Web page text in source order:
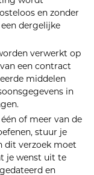
en zonder
dergelijke
verwerkt op
een contract
middelen
in
of meer van de
stuur je
dit verzoek moet
je wenst uit te
en